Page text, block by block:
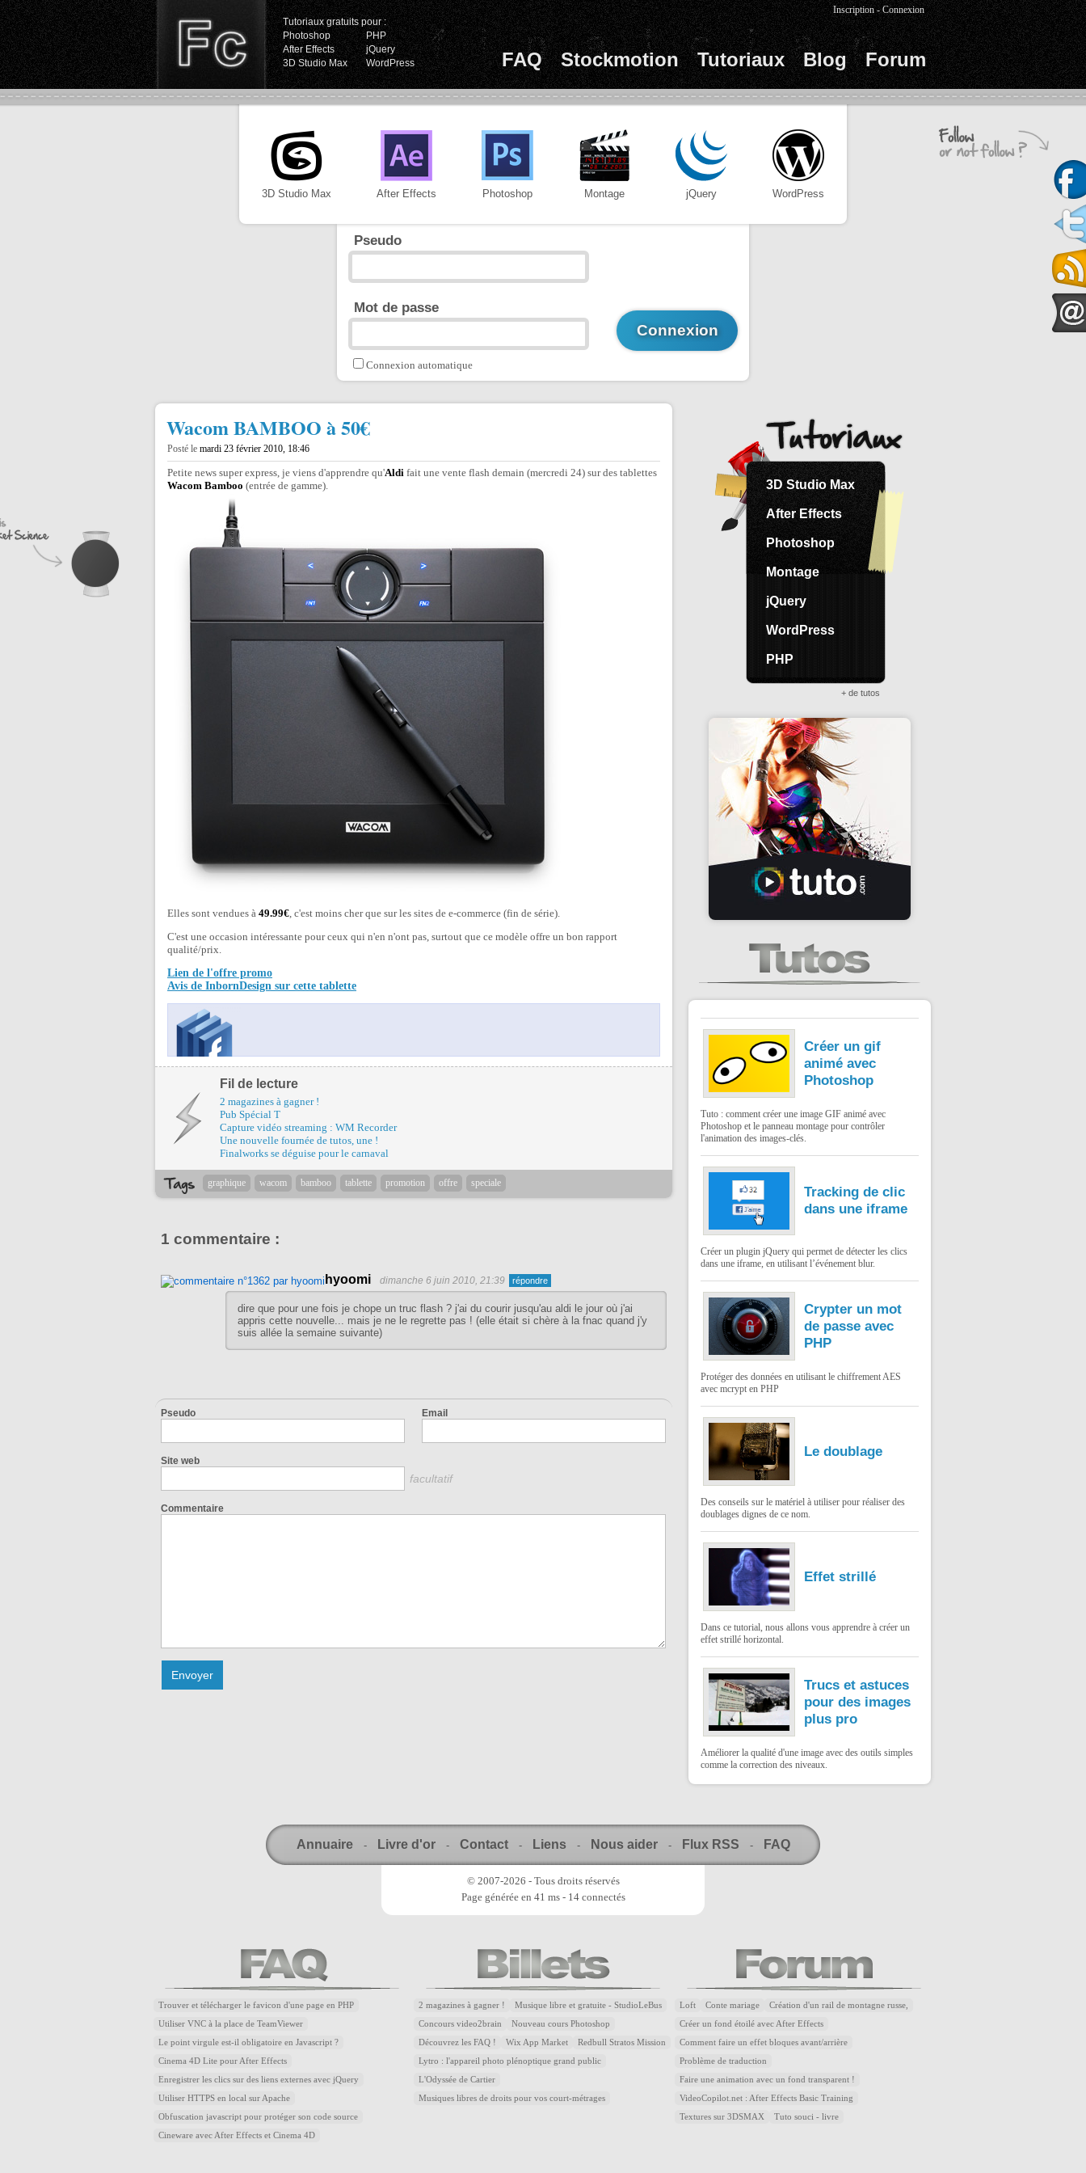
Tutoriaux gratuits pour :
Photoshop
PHP
After Effects
jQuery
3D Studio Max
WordPress FAQ Stockmotion Tutoriaux Blog Forum
Inscription -Connexion
3D Studio Max After Effects Photoshop Montage jQuery WordPress
Pseudo
Mot de passe
Connexion automatique
Wacom BAMBOO à 50€
Posté le mardi 23 février 2010, 18:46
Petite news super express, je viens d'apprendre qu'Aldi fait une vente flash demain (mercredi 24) sur des tablettes
Wacom Bamboo (entrée de gamme).
Elles sont vendues à 49.99€, c'est moins cher que sur les sites de e-commerce (fin de série).
C'est une occasion intéressante pour ceux qui n'en n'ont pas, surtout que ce modèle offre un bon rapport
qualité/prix.
Lien de l'offre promo
Avis de InbornDesign sur cette tablette
Fil de lecture
2 magazines à gagner !
Pub Spécial T
Capture vidéo streaming : WM Recorder
Une nouvelle fournée de tutos, une !
Finalworks se déguise pour le carnaval
graphique wacom bamboo tablette promotion offre speciale
1 commentaire :
hyoomi dimanche 6 juin 2010, 21:39
dire que pour une fois je chope un truc flash ? j'ai du courir jusqu'au aldi le jour où j'ai
appris cette nouvelle... mais je ne le regrette pas ! (elle était si chère à la fnac quand j'y
suis allée la semaine suivante)
Pseudo Email
Site web
facultatif
Commentaire
3D Studio Max
After Effects
Photoshop
Montage
jQuery
WordPress
PHP
+ de tutos
Créer un gif
animé avec
Photoshop
Tuto : comment créer une image GIF animé avec
Photoshop et le panneau montage pour contrôler
l'animation des images-clés.
Tracking de clic
dans une iframe
Créer un plugin jQuery qui permet de détecter les clics
dans une iframe, en utilisant l’événement blur.
Crypter un mot
de passe avec
PHP
Protéger des données en utilisant le chiffrement AES
avec mcrypt en PHP
Le doublage
Des conseils sur le matériel à utiliser pour réaliser des
doublages dignes de ce nom.
Effet strillé
Dans ce tutorial, nous allons vous apprendre à créer un
effet strillé horizontal.
Trucs et astuces
pour des images
plus pro
Améliorer la qualité d'une image avec des outils simples
comme la correction des niveaux.
Annuaire - Livre d'or - Contact - Liens - Nous aider - Flux RSS - FAQ
© 2007-2026 - Tous droits réservés
Page générée en 41 ms - 14 connectés
Trouver et télécharger le favicon d'une page en PHP
Utiliser VNC à la place de TeamViewer
Le point virgule est-il obligatoire en Javascript ?
Cinema 4D Lite pour After Effects
Enregistrer les clics sur des liens externes avec jQuery
Utiliser HTTPS en local sur Apache
Obfuscation javascript pour protéger son code source
Cineware avec After Effects et Cinema 4D
2 magazines à gagner ! Musique libre et gratuite - StudioLeBus
Concours video2brain Nouveau cours Photoshop
Découvrez les FAQ ! Wix App Market Redbull Stratos Mission
Lytro : l'appareil photo plénoptique grand public
L'Odyssée de Cartier
Musiques libres de droits pour vos court-métrages
Loft Conte mariage Création d'un rail de montagne russe,
Créer un fond étoilé avec After Effects
Comment faire un effet bloques avant/arrière
Problème de traduction
Faire une animation avec un fond transparent !
VideoCopilot.net : After Effects Basic Training
Textures sur 3DSMAX Tuto souci - livre